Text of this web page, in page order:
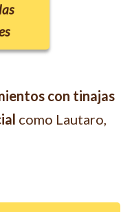
con tinajas
como Lautaro,